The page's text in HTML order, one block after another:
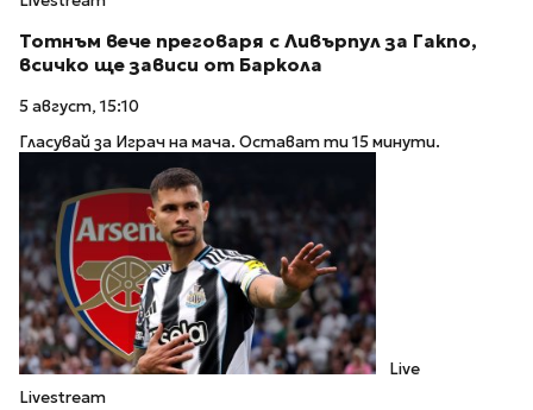
Тотнъм вече преговаря с Ливърпул за Гакпо,
всичко ще зависи от Баркола
5 август, 15:10
Гласувай за Играч на мача. Остават ти 15 минути.
Live
Livestream